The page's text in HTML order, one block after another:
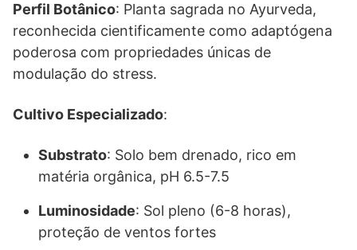
Perfil Botânico: Planta sagrada no Ayurveda,
reconhecida cientificamente como adaptógena
poderosa com propriedades únicas de
modulação do stress.
Cultivo Especializado:
Substrato: Solo bem drenado, rico em
matéria orgânica, pH 6.5-7.5
Luminosidade: Sol pleno (6-8 horas),
proteção de ventos fortes